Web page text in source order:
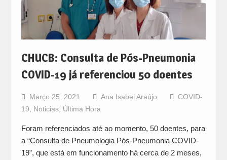
CHUCB: Consulta de Pós-Pneumonia
COVID-19 já referenciou 50 doentes
Março 25, 2021 Ana Isabel Araújo
COVID-
19
Noticias, Última Hora
Foram referenciados até ao momento, 50 doentes, para
a “Consulta de Pneumologia Pós-Pneumonia COVID-
19”, que está em funcionamento há cerca de 2 meses,